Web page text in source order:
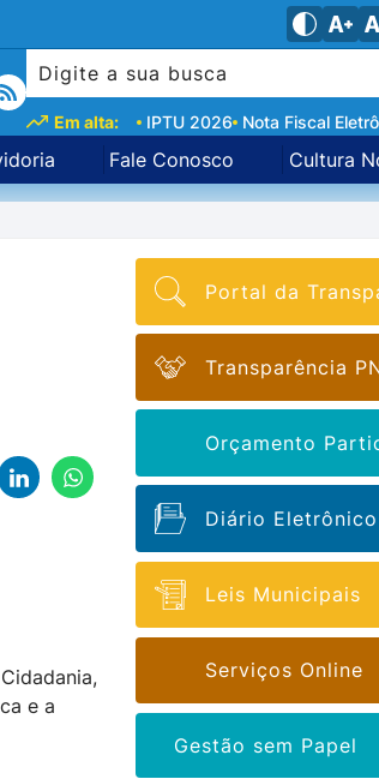
Em alta: IPTU 2026 Nota Fiscal
Fale Conosco Cultura
e a
Portal da
Transparência
Orçamento
Diário Eletrônico
Leis Municipais
Serviços Online
Gestão sem Papel